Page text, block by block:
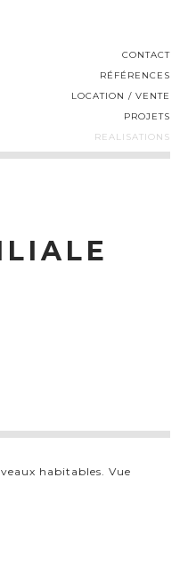
CONTACT
RÉFÉRENCES
LOCATION / VENTE
PROJETS
REALISATIONS
habitables. Vue